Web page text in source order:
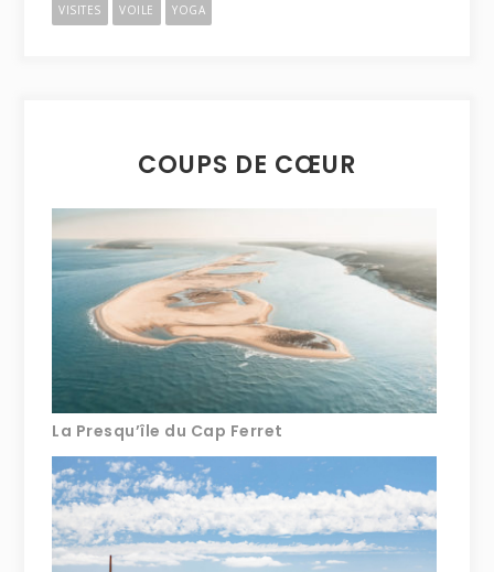
VISITES VOILE YOGA
COUPS DE CŒUR
La Presqu’île du Cap Ferret